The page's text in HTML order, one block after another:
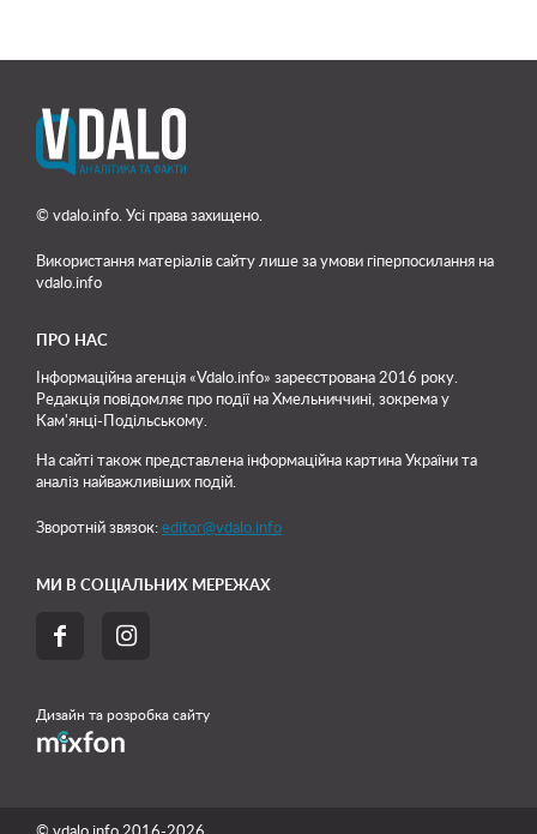
© vdalo.info. Усі права захищено.
Використання матеріалів сайту лише за умови гіперпосилання на
vdalo.info
ПРО НАС
Інформаційна агенція «Vdalo.info» зареєстрована 2016 року.
Редакція повідомляє про події на Хмельниччині, зокрема у
Кам'янці-Подільському.
На сайті також представлена інформаційна картина України та
аналіз найважливіших подій.
Зворотній звязок: editor@vdalo.info
МИ В СОЦІАЛЬНИХ МЕРЕЖАХ
 
Дизайн та розробка сайту